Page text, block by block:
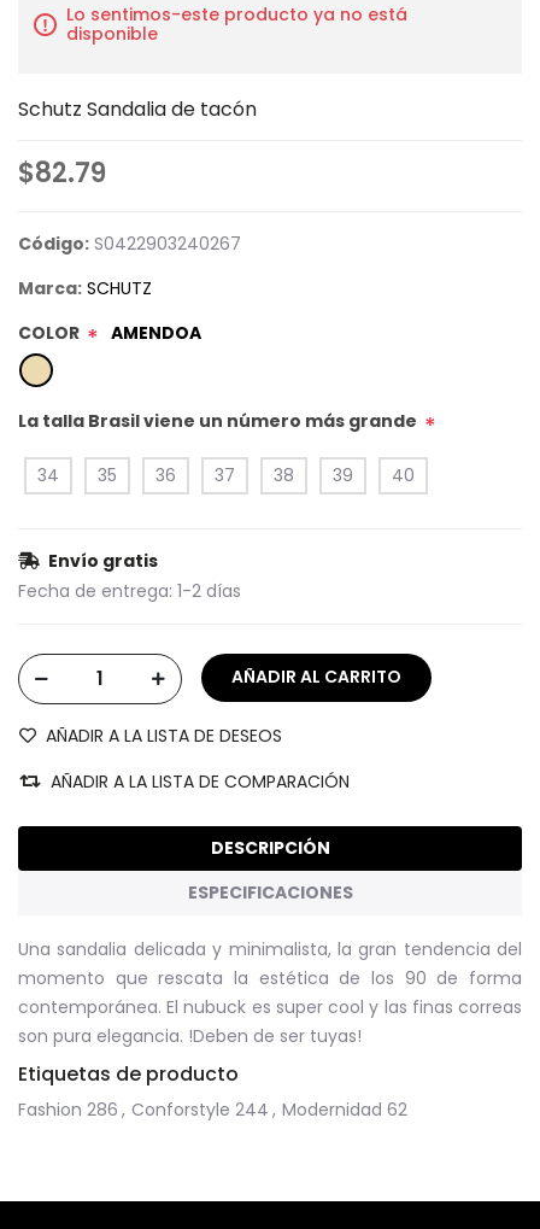
Lo sentimos-este producto ya no está
disponible
Schutz Sandalia de tacón
$82.79
Código: S0422903240267
Marca: SCHUTZ
COLOR * AMENDOA
La talla Brasil viene un número más grande *
34 35 36 37 38 39 40
Envío gratis
Fecha de entrega: 1-2 días
AÑADIR A LA LISTA DE DESEOS
AÑADIR A LA LISTA DE COMPARACIÓN
DESCRIPCIÓN
ESPECIFICACIONES
Una sandalia delicada y minimalista, la gran tendencia del
momento que rescata la estética de los 90 de forma
contemporánea. El nubuck es super cool y las finas correas
son pura elegancia. !Deben de ser tuyas!
Etiquetas de producto
Fashion 286 , Conforstyle 244 , Modernidad 62